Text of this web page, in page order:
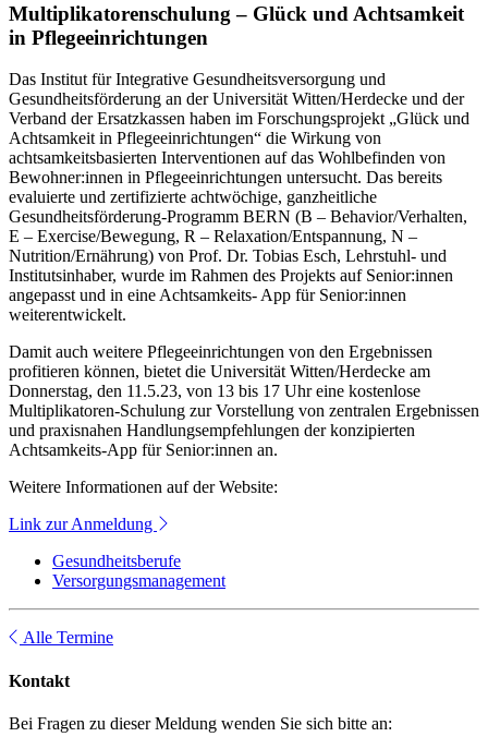
Multiplikatorenschulung – Glück und Achtsamkeit
in Pflegeeinrichtungen
Das Institut für Integrative Gesundheitsversorgung und
Gesundheitsförderung an der Universität Witten/Herdecke und der
Verband der Ersatzkassen haben im Forschungsprojekt „Glück und
Achtsamkeit in Pflegeeinrichtungen“ die Wirkung von
achtsamkeitsbasierten Interventionen auf das Wohlbefinden von
Bewohner:innen in Pflegeeinrichtungen untersucht. Das bereits
evaluierte und zertifizierte achtwöchige, ganzheitliche
Gesundheitsförderung-Programm BERN (B – Behavior/Verhalten,
E – Exercise/Bewegung, R – Relaxation/Entspannung, N –
Nutrition/Ernährung) von Prof. Dr. Tobias Esch, Lehrstuhl- und
Institutsinhaber, wurde im Rahmen des Projekts auf Senior:innen
angepasst und in eine Achtsamkeits- App für Senior:innen
weiterentwickelt.
Damit auch weitere Pflegeeinrichtungen von den Ergebnissen
profitieren können, bietet die Universität Witten/Herdecke am
Donnerstag, den 11.5.23, von 13 bis 17 Uhr eine kostenlose
Multiplikatoren-Schulung zur Vorstellung von zentralen Ergebnissen
und praxisnahen Handlungsempfehlungen der konzipierten
Achtsamkeits-App für Senior:innen an.
Weitere Informationen auf der Website:
Link zur Anmeldung
Gesundheitsberufe
Versorgungsmanagement
Alle Termine
Kontakt
Bei Fragen zu dieser Meldung wenden Sie sich bitte an: